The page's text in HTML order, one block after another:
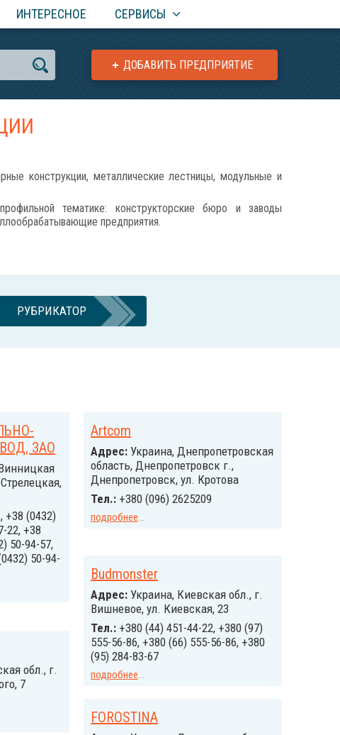
ИНТЕРЕСНОЕ СЕРВИСЫ
ДОБАВИТЬ ПРЕДПРИЯТИЕ
конструкции, металлические лестницы, модульные и
тематике: конструкторские бюро и заводы
предприятия.
РУБРИКАТОР
ЗАО
+38 (0432)
22, +38
50-94-57,
50-94-
Artcom
Адрес: Украина, Днепропетровская
область, Днепропетровск г.,
Днепропетровск, ул. Кротова
Тел.: +380 (096) 2625209
подробнее...
Budmonster
Адрес: Украина, Киевская обл., г.
Вишневое, ул. Киевская, 23
Тел.: +380 (44) 451-44-22, +380 (97)
555-56-86, +380 (66) 555-56-86, +380
(95) 284-83-67
подробнее...
обл., г.
7
FOROSTINA